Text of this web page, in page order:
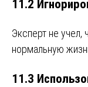
11.2
Эксперт не учел,
нормальную
11.3